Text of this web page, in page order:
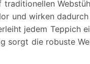
und wirken
jedem Teppich
sorgt die robuste